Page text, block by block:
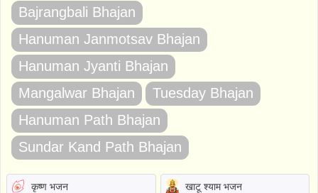
Bajrangbali Bhajan
Hanuman Janmotsav Bhajan
Hanuman Jyanti Bhajan
Mangalwar Bhajan
Tuesday Bhajan
Hanuman Path Bhajan
Sundar Kand Path Bhajan
कृष्ण भजन खाटू श्याम भजन